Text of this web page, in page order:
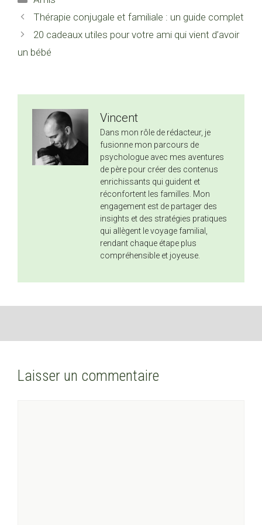
Thérapie conjugale et familiale : un guide complet
20 cadeaux utiles pour votre ami qui vient d’avoir
un bébé
Vincent
Dans mon rôle de rédacteur, je
fusionne mon parcours de
psychologue avec mes aventures
de père pour créer des contenus
enrichissants qui guident et
réconfortent les familles. Mon
engagement est de partager des
insights et des stratégies pratiques
qui allègent le voyage familial,
rendant chaque étape plus
compréhensible et joyeuse.
Laisser un commentaire